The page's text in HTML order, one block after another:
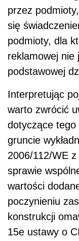
przez
się
podmioty, dla
reklamowej nie
podstawowej
Interpretując
warto zwrócić
dotyczące tego
gruncie
2006/112/WE
sprawie
wartości
poczynieniu
konstrukcji
15e ustawy o